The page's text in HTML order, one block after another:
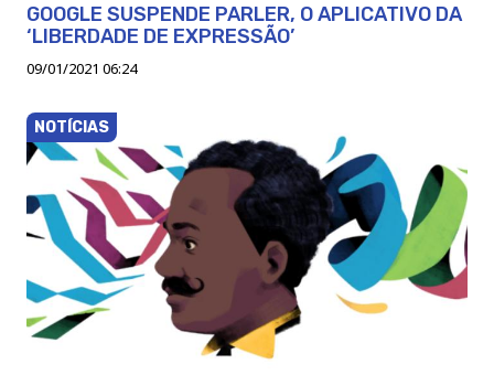
GOOGLE SUSPENDE PARLER, O APLICATIVO DA
‘LIBERDADE DE EXPRESSÃO’
09/01/2021 06:24
NOTÍCIAS